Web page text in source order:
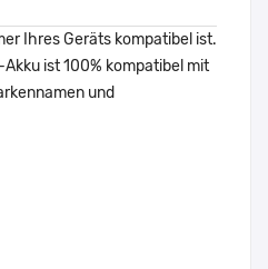
Ihres Geräts kompatibel ist.
ist 100% kompatibel mit
und